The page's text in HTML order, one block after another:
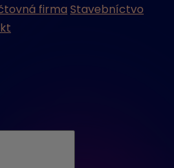
firma Stavebníctvo